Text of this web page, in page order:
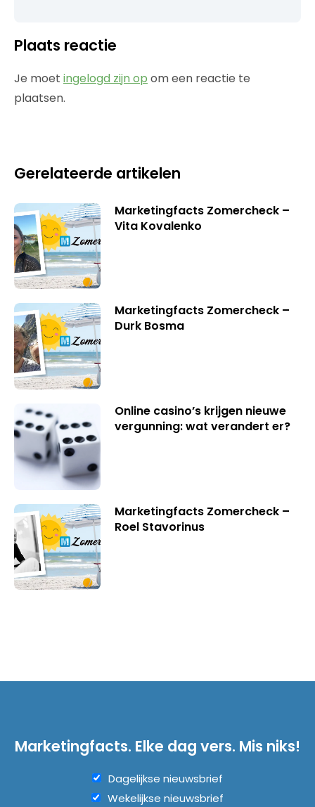
Plaats reactie
Je moet ingelogd zijn op om een reactie te
plaatsen.
Gerelateerde artikelen
Marketingfacts Zomercheck –
Vita Kovalenko
Marketingfacts Zomercheck –
Durk Bosma
Online casino’s krijgen nieuwe
vergunning: wat verandert er?
Marketingfacts Zomercheck –
Roel Stavorinus
Marketingfacts. Elke dag vers. Mis niks!
Dagelijkse nieuwsbrief
Wekelijkse nieuwsbrief